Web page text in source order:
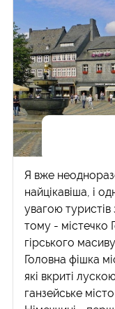
Я вже
найцікавіша, і
увагою
тому - містечко
гірського
Головна фішка
які вкриті
ганзейське